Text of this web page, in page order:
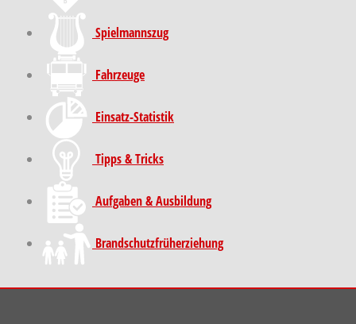
Spielmannszug
Fahrzeuge
Einsatz-Statistik
Tipps & Tricks
Aufgaben & Ausbildung
Brand­schutz­früh­erziehung